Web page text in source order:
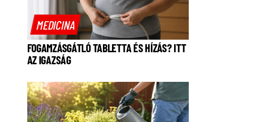
MEDICINA
FOGAMZÁSGÁTLÓ TABLETTA ÉS HÍZÁS? ITT
AZ IGAZSÁG